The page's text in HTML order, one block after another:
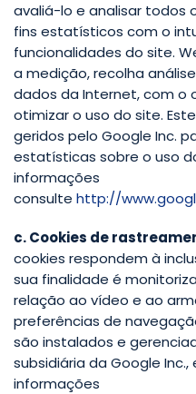
avaliá-lo e analisar todos
fins estatísticos com o
funcionalidades do site.
a medição, recolha
dados da Internet, com o
otimizar o uso do site.
geridos pelo Google Inc.
estatísticas sobre o uso
informações
consulte http://
c. Cookies de
cookies respondem à
sua finalidade é
relação ao vídeo e ao
preferências de
são instalados e
subsidiária da Google
informações